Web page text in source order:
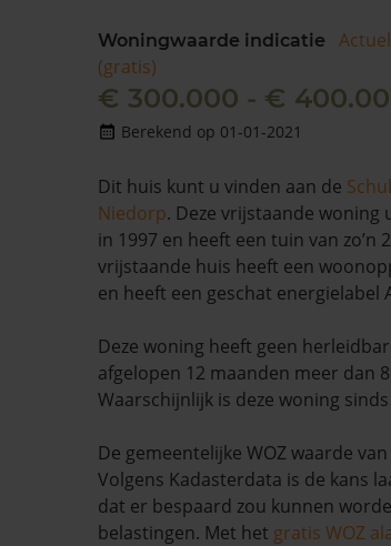
Woningwaarde indicatie
(gratis)
€ 300.000 - €
Berekend op 01-01-2021
Dit huis kunt u vinden aan de
Niedorp. Deze vrijstaande woning
in 1997 en heeft een tuin van zo’n
vrijstaande huis heeft een
en heeft een geschat energielabel
Deze woning heeft geen
afgelopen 12 maanden meer dan
Waarschijnlijk is deze woning
De gemeentelijke WOZ waarde
Volgens Kadasterdata is de kans
dat er bespaard zou kunnen
belastingen. Met het gratis WOZ